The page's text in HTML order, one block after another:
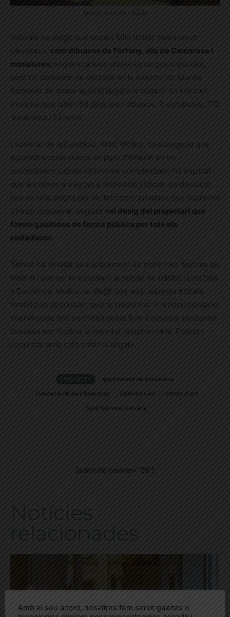
Molins, Subirats i Águila
Subirats ha afegit que encara falta trobar obres «molt
valuoses», com dibuixos de Fortuny, olis de Camarasa i
miniatures: «Aquest anunci d’avui és un pas important,
però no deixarem de persistir en la voluntat de Muñoz
Ramonet de deixar aquest llegat a la ciutat». En concret,
s’estima que falten 50 pintures i dibuixos, 7 escultures, 173
miniatures i 13 ivoris.
L’advocat de la Fundació, Marc Molins, ha assegurat que
aquesta troballa marca un punt d’inflexió en un
procediment judicial «d’enorme complexitat». Ha explicat
que les obres ara estan a disposició judicial i ha destacat
que és una alegria per als tècnics i ciutadans que finalment
s’hagin recuperat, seguint «el desig del propietari que
fossin gaudides de forma pública per tots els
ciutadans».
També ha detallat que actualment es troben en dipòsits de
Madrid i que estan estudiant la petició de trasllat i custòdia
a Barcelona. Molins ha afegit que amb aquesta troballa
també han descobert quatre inventaris: «La documentació
intervinguda ens permetrà posar llum a aquesta obscuritat
buscada per frustrar la voluntat testamentària. Podrem
concretar amb més criteri el llegat».
ETIQUETES
ajuntament de barcelona
Fundació Muñoz Ramonet
Guardia Civil
Obres d'art
Sant Gervasi-Galvany
[adrotate banner="28"]
Notícies
relacionades
Amb el seu acord, nosaltres fem servir galetes o